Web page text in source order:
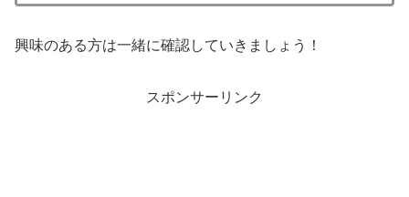
興味のある方は一緒に確認していきましょう！
スポンサーリンク